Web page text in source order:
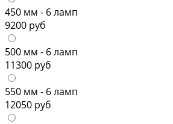
450 мм - 6 ламп
9200 руб
500 мм - 6 ламп
11300 руб
550 мм - 6 ламп
12050 руб